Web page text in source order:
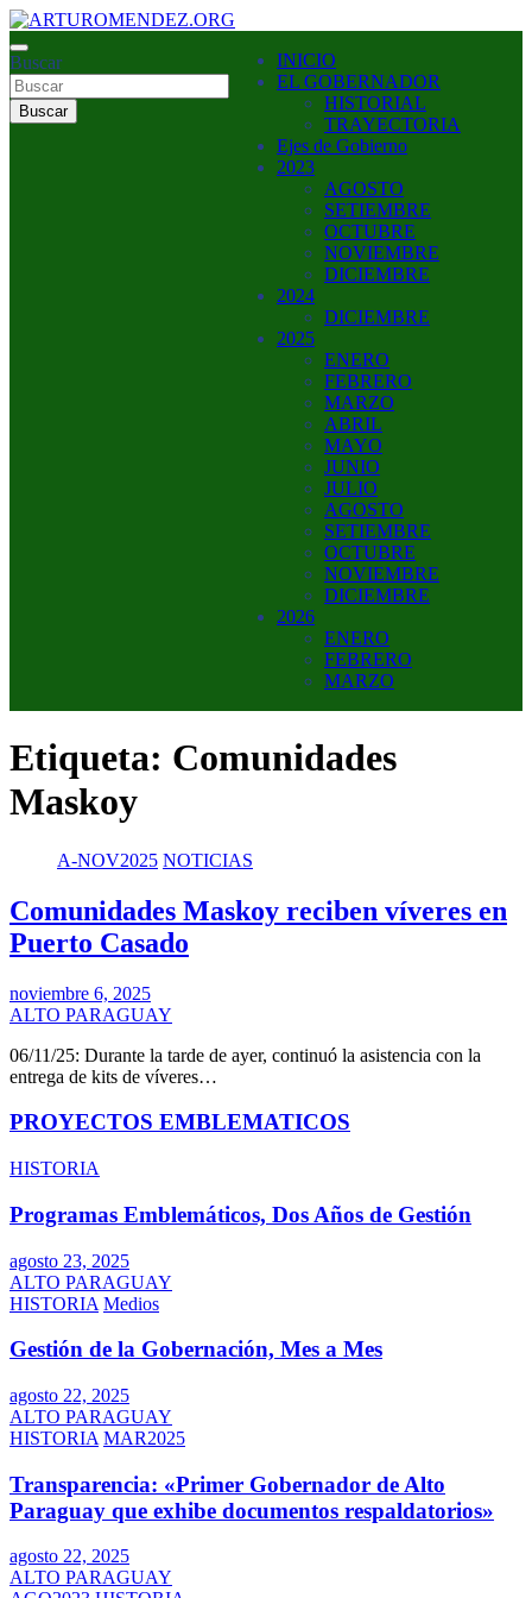
Saltar
al
contenido
ARTUROMENDEZ.ORG
ARTURO MENDEZ GOBERNADOR 2023
Buscar
Buscar
INICIO
EL GOBERNADOR
HISTORIAL
TRAYECTORIA
Ejes de Gobierno
2023
AGOSTO
SETIEMBRE
OCTUBRE
NOVIEMBRE
DICIEMBRE
2024
DICIEMBRE
2025
ENERO
FEBRERO
MARZO
ABRIL
MAYO
JUNIO
JULIO
AGOSTO
SETIEMBRE
OCTUBRE
NOVIEMBRE
DICIEMBRE
2026
ENERO
FEBRERO
MARZO
Etiqueta: Comunidades
Maskoy
A-NOV2025 NOTICIAS
Comunidades Maskoy reciben víveres en
Puerto Casado
noviembre 6, 2025
ALTO PARAGUAY
06/11/25: Durante la tarde de ayer, continuó la asistencia con la
entrega de kits de víveres…
PROYECTOS EMBLEMATICOS
HISTORIA
Programas Emblemáticos, Dos Años de Gestión
agosto 23, 2025
ALTO PARAGUAY
HISTORIA Medios
Gestión de la Gobernación, Mes a Mes
agosto 22, 2025
ALTO PARAGUAY
HISTORIA MAR2025
Transparencia: «Primer Gobernador de Alto
Paraguay que exhibe documentos respaldatorios»
agosto 22, 2025
ALTO PARAGUAY